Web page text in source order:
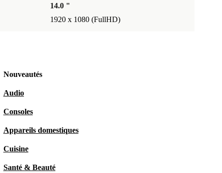
14.0 "
1920 x 1080 (FullHD)
Nouveautés
Audio
Consoles
Appareils domestiques
Cuisine
Santé & Beauté